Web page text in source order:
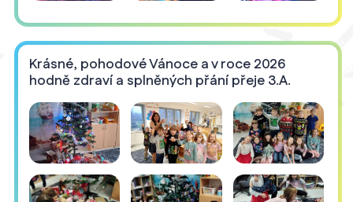
Krásné, pohodové Vánoce a v roce 2026
hodně zdraví a splněných přání přeje 3.A.